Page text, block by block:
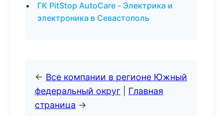
ГК PitStop AutoCare - Электрика и
электроника в Севастополь
← Все компании в регионе Южный
федеральный округ
Главная
страница →